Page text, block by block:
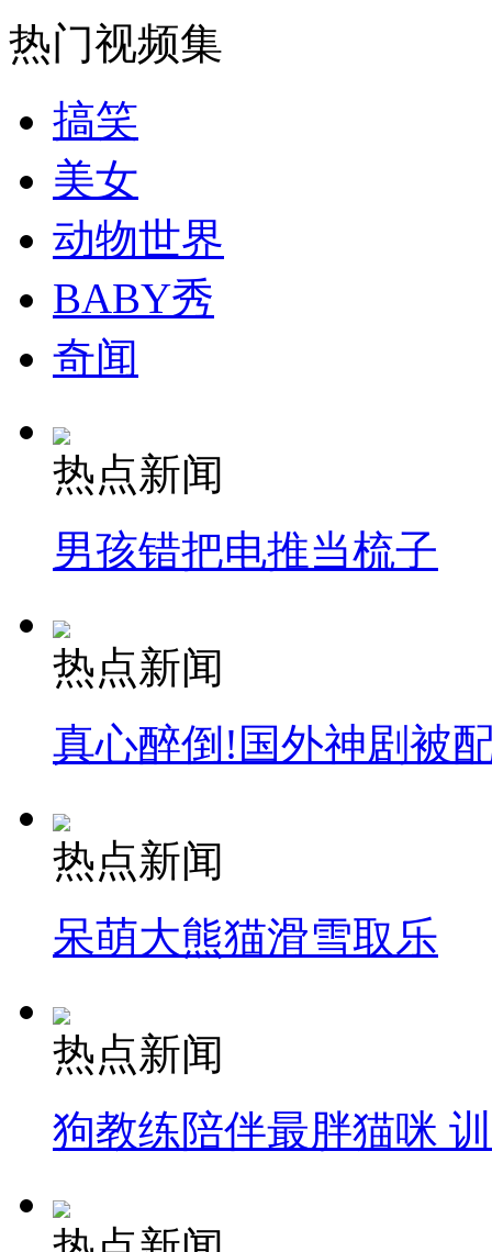
消防员救轻生者 花炮节热闹非凡
司机酒驾遇交警 急速倒车逃窜
热门视频集
搞笑
美女
动物世界
BABY秀
奇闻
热点新闻
男孩错把电推当梳子
热点新闻
真心醉倒!国外神剧被
热点新闻
呆萌大熊猫滑雪取乐
热点新闻
狗教练陪伴最胖猫咪